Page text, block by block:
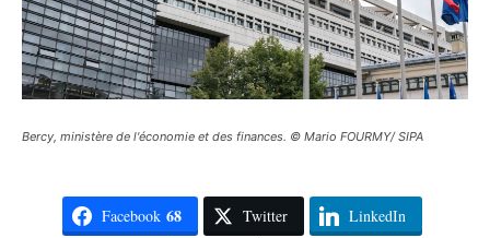
Bercy, ministère de l'économie et des finances. © Mario FOURMY/ SIPA
Facebook 68 Twitter LinkedIn